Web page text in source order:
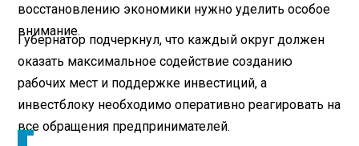
восстановлению экономики нужно уделить особое
внимание.
Губернатор подчеркнул, что каждый округ должен
оказать максимальное содействие созданию
рабочих мест и поддержке инвестиций, а
инвестблоку необходимо оперативно реагировать на
все обращения предпринимателей.